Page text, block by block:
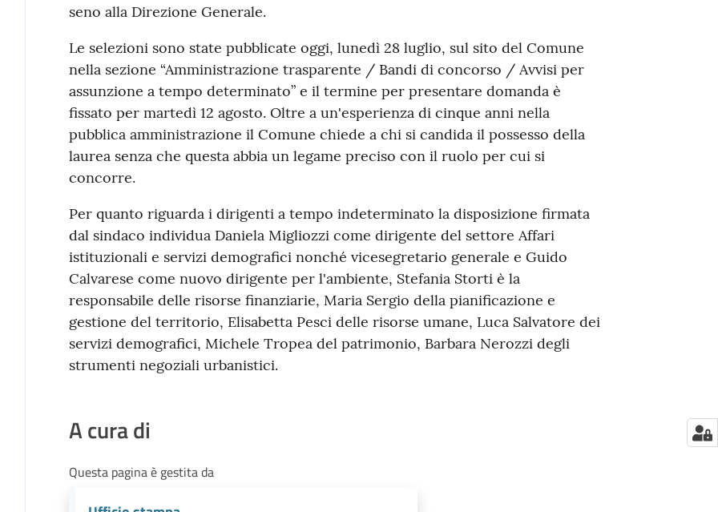
seno alla Direzione Generale.
Le selezioni sono state pubblicate oggi, lunedì 28 luglio, sul sito del Comune
nella sezione “Amministrazione trasparente / Bandi di concorso / Avvisi per
assunzione a tempo determinato” e il termine per presentare domanda è
fissato per martedì 12 agosto. Oltre a un'esperienza di cinque anni nella
pubblica amministrazione il Comune chiede a chi si candida il possesso della
laurea senza che questa abbia un legame preciso con il ruolo per cui si
concorre.
Per quanto riguarda i dirigenti a tempo indeterminato la disposizione firmata
dal sindaco individua Daniela Migliozzi come dirigente del settore Affari
istituzionali e servizi demografici nonché vicesegretario generale e Guido
Calvarese come nuovo dirigente per l'ambiente, Stefania Storti è la
responsabile delle risorse finanziarie, Maria Sergio della pianificazione e
gestione del territorio, Elisabetta Pesci delle risorse umane, Luca Salvatore dei
servizi demografici, Michele Tropea del patrimonio, Barbara Nerozzi degli
strumenti negoziali urbanistici.
A cura di
Questa pagina è gestita da